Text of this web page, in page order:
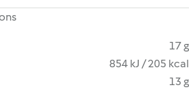
17 g
854 kJ / 205 kcal
13 g